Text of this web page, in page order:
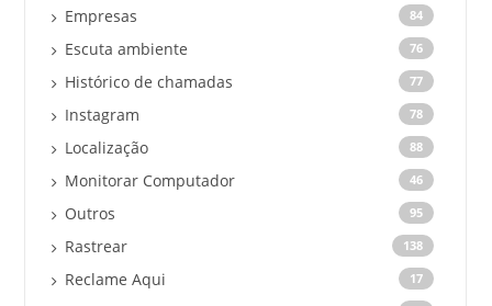
Empresas 84
Escuta ambiente 76
Histórico de chamadas 77
Instagram 78
Localização 88
Monitorar Computador 46
Outros 95
Rastrear 138
Reclame Aqui 17